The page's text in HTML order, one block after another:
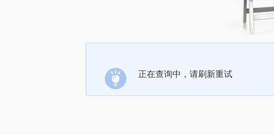
正在查询中，请刷新重试